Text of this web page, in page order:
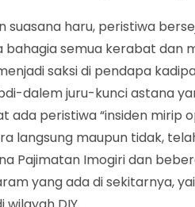
suasana haru, peristiwa
bahagia semua kerabat dan
saksi di pendapa
dalem juru-kunci astana
ada peristiwa “insiden mirip
langsung maupun tidak,
Pajimatan Imogiri dan
yang ada di sekitarnya,